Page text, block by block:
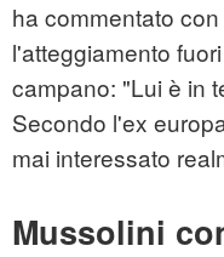
ha commentato
l'atteggiamento
campano: "Lui è in
Secondo l'ex
mai interessato
Mussolini